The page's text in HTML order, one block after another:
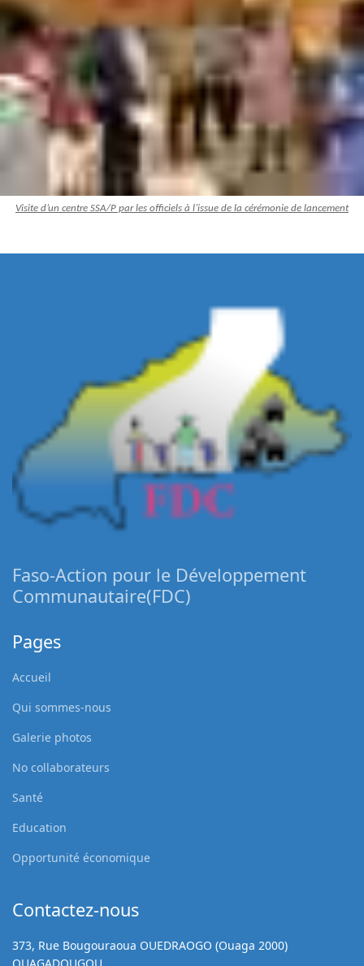
Visite d’un centre SSA/P par les officiels à l’issue de la cérémonie de lancement
Faso-Action pour le Développement
Communautaire(FDC)
Pages
Accueil
Qui sommes-nous
Galerie photos
No collaborateurs
Santé
Education
Opportunité économique
Contactez-nous
373, Rue Bougouraoua OUEDRAOGO (Ouaga 2000)